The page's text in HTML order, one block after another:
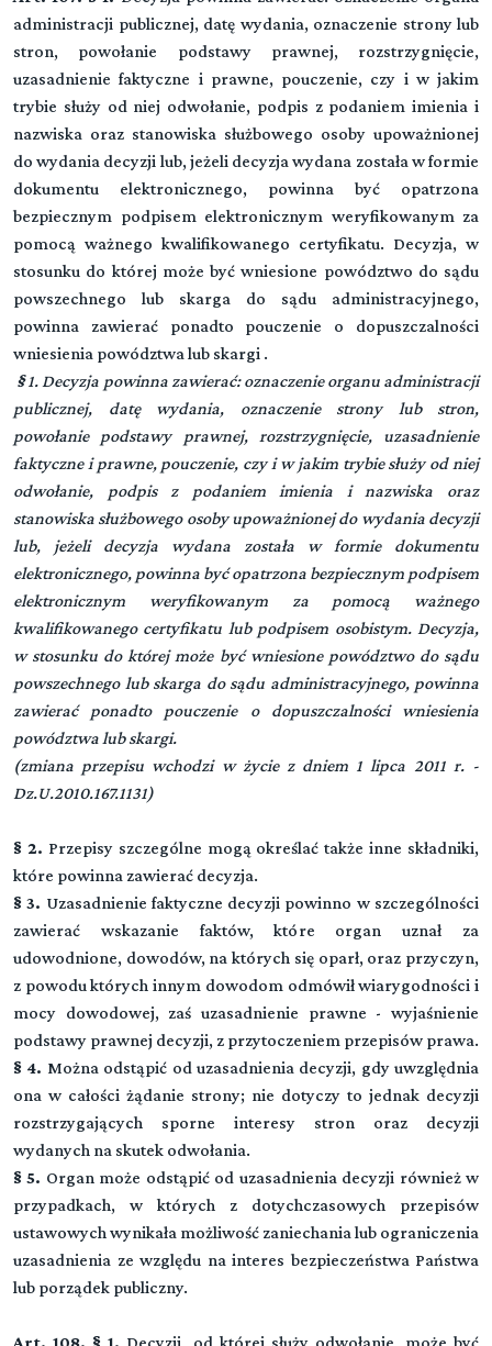
administracji publicznej, datę wydania, oznaczenie strony lub
stron, powołanie podstawy prawnej, rozstrzygnięcie,
uzasadnienie faktyczne i prawne, pouczenie, czy i w jakim
trybie służy od niej odwołanie, podpis z podaniem imienia i
nazwiska oraz stanowiska służbowego osoby upoważnionej
do wydania decyzji lub, jeżeli decyzja wydana została w formie
dokumentu elektronicznego, powinna być opatrzona
bezpiecznym podpisem elektronicznym weryfikowanym za
pomocą ważnego kwalifikowanego certyfikatu. Decyzja, w
stosunku do której może być wniesione powództwo do sądu
powszechnego lub skarga do sądu administracyjnego,
powinna zawierać ponadto pouczenie o dopuszczalności
wniesienia powództwa lub skargi .
§1. Decyzja powinna zawierać: oznaczenie organu administracji
publicznej, datę wydania, oznaczenie strony lub stron,
powołanie podstawy prawnej, rozstrzygnięcie, uzasadnienie
faktyczne i prawne, pouczenie, czy i w jakim trybie służy od niej
odwołanie, podpis z podaniem imienia i nazwiska oraz
stanowiska służbowego osoby upoważnionej do wydania decyzji
lub, jeżeli decyzja wydana została w formie dokumentu
elektronicznego, powinna być opatrzona bezpiecznym podpisem
elektronicznym weryfikowanym za pomocą ważnego
kwalifikowanego certyfikatu lub podpisem osobistym. Decyzja,
w stosunku do której może być wniesione powództwo do sądu
powszechnego lub skarga do sądu administracyjnego, powinna
zawierać ponadto pouczenie o dopuszczalności wniesienia
powództwa lub skargi.
(zmiana przepisu wchodzi w życie z dniem 1 lipca 2011 r. -
Dz.U.2010.167.1131)
§ 2. Przepisy szczególne mogą określać także inne składniki,
które powinna zawierać decyzja.
§ 3. Uzasadnienie faktyczne decyzji powinno w szczególności
zawierać wskazanie faktów, które organ uznał za
udowodnione, dowodów, na których się oparł, oraz przyczyn,
z powodu których innym dowodom odmówił wiarygodności i
mocy dowodowej, zaś uzasadnienie prawne - wyjaśnienie
podstawy prawnej decyzji, z przytoczeniem przepisów prawa.
§ 4. Można odstąpić od uzasadnienia decyzji, gdy uwzględnia
ona w całości żądanie strony; nie dotyczy to jednak decyzji
rozstrzygających sporne interesy stron oraz decyzji
wydanych na skutek odwołania.
§ 5. Organ może odstąpić od uzasadnienia decyzji również w
przypadkach, w których z dotychczasowych przepisów
ustawowych wynikała możliwość zaniechania lub ograniczenia
uzasadnienia ze względu na interes bezpieczeństwa Państwa
lub porządek publiczny.
Art. 108. § 1. Decyzji, od której służy odwołanie, może być